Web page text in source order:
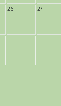
26 27